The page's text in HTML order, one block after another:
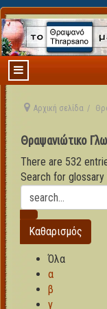
Αρχική σελίδα
Θραψανιώτικο
There are 532
Search for
Όλα
α
β
γ